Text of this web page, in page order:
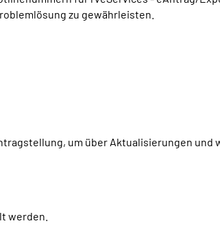
zu gewährleisten.
um über Aktualisierungen
werden.